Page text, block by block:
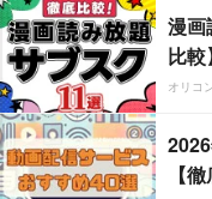
漫画
比較
オリコ
【